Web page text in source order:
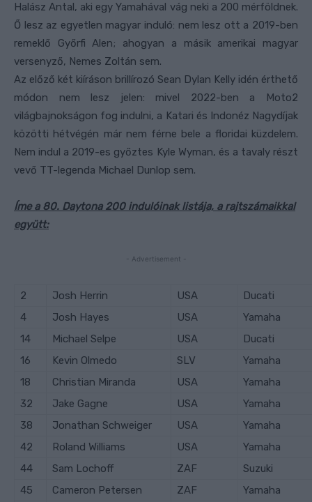
Halász Antal, aki egy Yamahával vág neki a 200 mérföldnek.
Ő lesz az egyetlen magyar induló: nem lesz ott a 2019-ben
remeklő Győrfi Alen; ahogyan a másik amerikai magyar
versenyző, Nemes Zoltán sem.
Az előző két kiíráson brillírozó Sean Dylan Kelly idén érthető
módon nem lesz jelen: mivel 2022-ben a Moto2
világbajnokságon fog indulni, a Katari és Indonéz Nagydíjak
közötti hétvégén már nem férne bele a floridai küzdelem.
Nem indul a 2019-es győztes Kyle Wyman, és a tavaly részt
vevő TT-legenda Michael Dunlop sem.
Íme a 80. Daytona 200 indulóinak listája, a rajtszámaikkal
együtt:
- Advertisement -
2 Josh Herrin USA
Ducati
4
Josh Hayes USA
Yamaha
14
Michael Selpe USA
Ducati
16
Kevin Olmedo SLV
Yamaha
18
Christian Miranda USA
Yamaha
32
Jake Gagne USA
Yamaha
38
Jonathan Schweiger USA
Yamaha
42
Roland Williams USA
Yamaha
44
Sam Lochoff ZAF
Suzuki
45
Cameron Petersen ZAF Yamaha